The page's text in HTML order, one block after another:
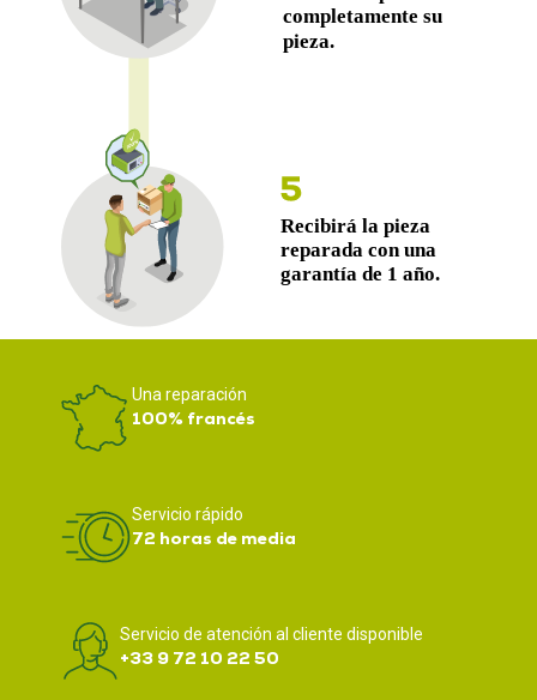
Una reparación
100% francés
Servicio rápido
72 horas de media
Servicio de atención al cliente disponible
+33 9 72 10 22 50